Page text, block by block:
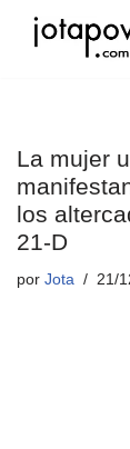
La mujer
los
21-D
por Jota 21/